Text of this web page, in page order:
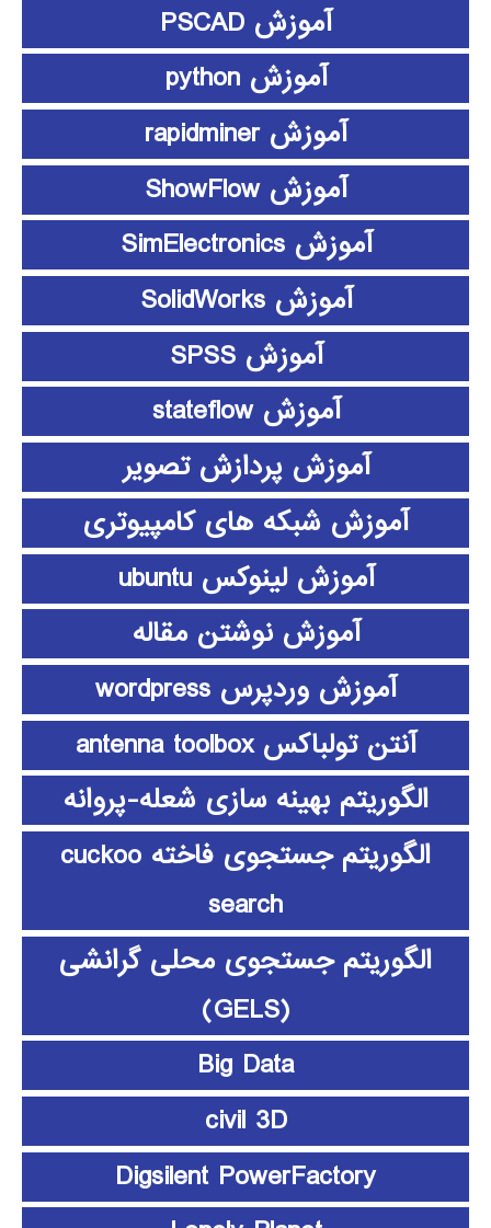
آموزش PSCAD
آموزش python
آموزش rapidminer
آموزش ShowFlow
آموزش SimElectronics
آموزش SolidWorks
آموزش SPSS
آموزش stateflow
آموزش پردازش تصویر
آموزش شبکه های کامپیوتری
آموزش لینوکس ubuntu
آموزش نوشتن مقاله
آموزش وردپرس wordpress
آنتن تولباکس antenna toolbox
الگوریتم بهینه سازی شعله-پروانه
الگوریتم جستجوی فاخته cuckoo
search
الگوریتم جستجوی محلی گرانشی
(GELS)
Big Data
civil 3D
Digsilent PowerFactory